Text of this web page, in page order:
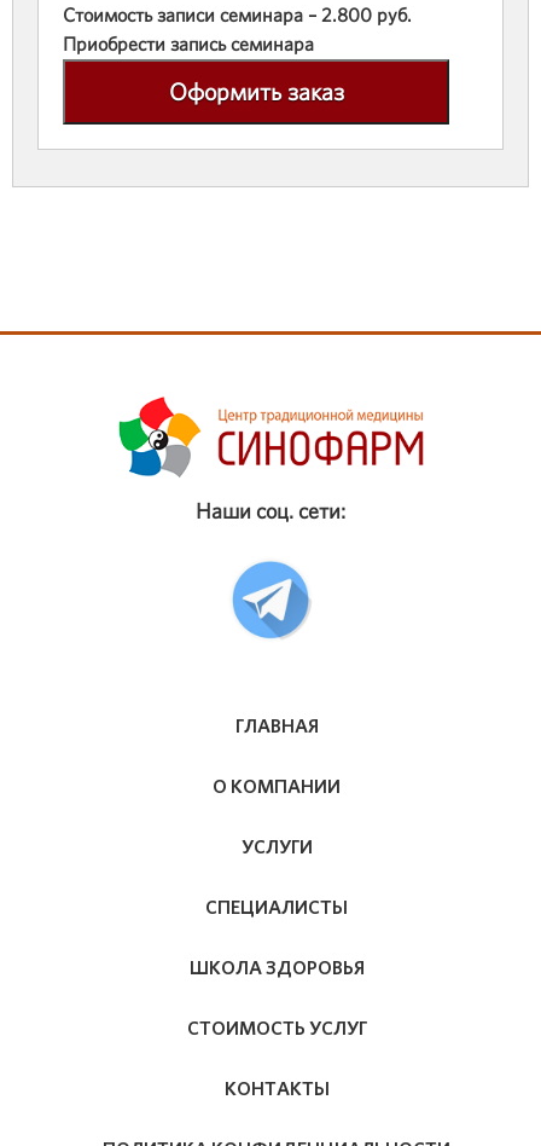
Стоимость записи семинара – 2.800 руб.
Приобрести запись семинара
Оформить заказ
Наши соц. сети:
ГЛАВНАЯ
О КОМПАНИИ
УСЛУГИ
СПЕЦИАЛИСТЫ
ШКОЛА ЗДОРОВЬЯ
СТОИМОСТЬ УСЛУГ
КОНТАКТЫ